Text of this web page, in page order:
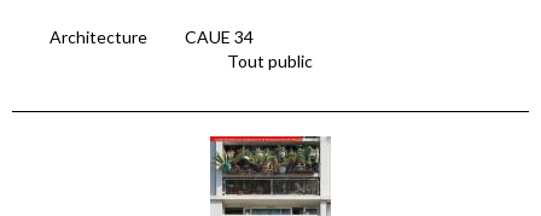
Architecture
CAUE 34
Tout public